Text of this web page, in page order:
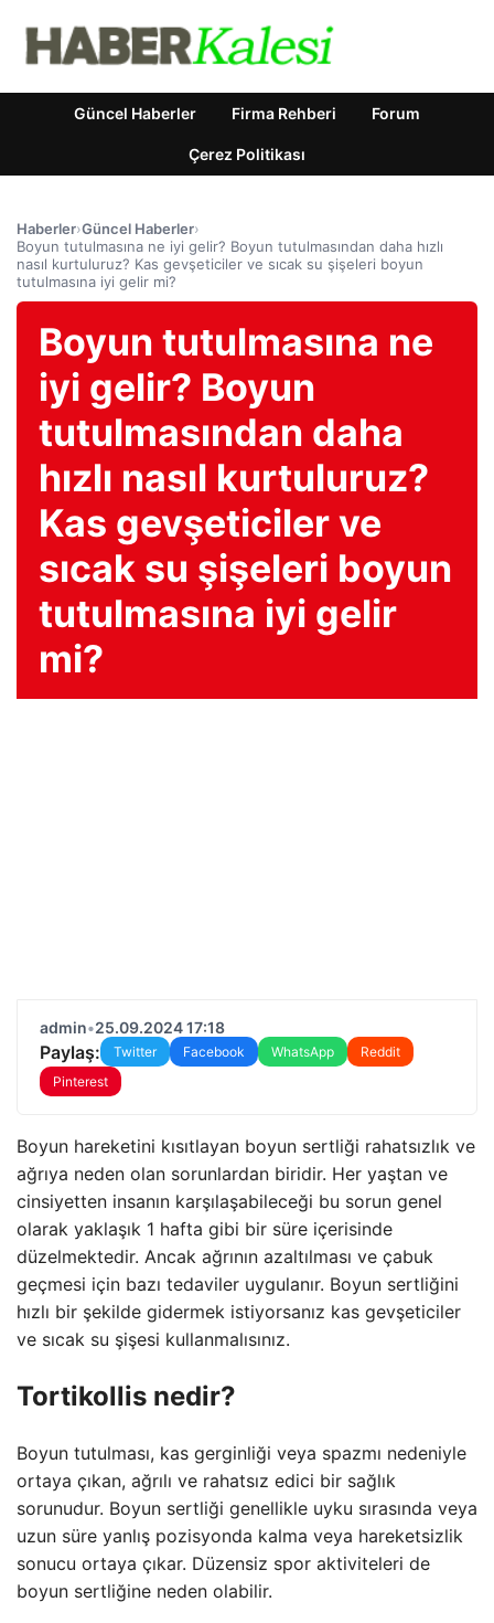
Güncel Haberler Firma Rehberi Forum
Çerez Politikası
Haberler›Güncel Haberler›
Boyun tutulmasına ne iyi gelir? Boyun tutulmasından daha hızlı
nasıl kurtuluruz? Kas gevşeticiler ve sıcak su şişeleri boyun
tutulmasına iyi gelir mi?
Boyun tutulmasına ne
iyi gelir? Boyun
tutulmasından daha
hızlı nasıl kurtuluruz?
Kas gevşeticiler ve
sıcak su şişeleri boyun
tutulmasına iyi gelir
mi?
admin•25.09.2024 17:18
Paylaş: Twitter Facebook WhatsApp
Reddit
Pinterest
Boyun hareketini kısıtlayan boyun sertliği rahatsızlık ve
ağrıya neden olan sorunlardan biridir. Her yaştan ve
cinsiyetten insanın karşılaşabileceği bu sorun genel
olarak yaklaşık 1 hafta gibi bir süre içerisinde
düzelmektedir. Ancak ağrının azaltılması ve çabuk
geçmesi için bazı tedaviler uygulanır. Boyun sertliğini
hızlı bir şekilde gidermek istiyorsanız kas gevşeticiler
ve sıcak su şişesi kullanmalısınız.
Tortikollis nedir?
Boyun tutulması, kas gerginliği veya spazmı nedeniyle
ortaya çıkan, ağrılı ve rahatsız edici bir sağlık
sorunudur. Boyun sertliği genellikle uyku sırasında veya
uzun süre yanlış pozisyonda kalma veya hareketsizlik
sonucu ortaya çıkar. Düzensiz spor aktiviteleri de
boyun sertliğine neden olabilir.